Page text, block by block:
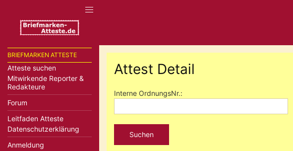
BRIEFMARKEN ATTESTE
Atteste suchen
Mitwirkende Reporter &
Redakteure
Forum
Leitfaden Atteste
Datenschutzerklärung
Anmeldung
Attest Detail
Interne OrdnungsNr.:
Suchen